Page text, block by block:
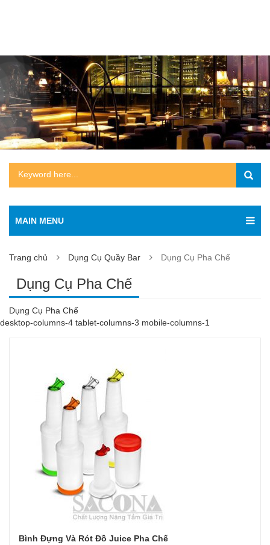
MAIN MENU
Trang chủ Dụng Cụ Quầy Bar Dụng Cụ Pha Chế
Dụng Cụ Pha Chế
Dụng Cụ Pha Chế
desktop-columns-4 tablet-columns-3 mobile-columns-1
Bình Đựng Và Rót Đồ Juice Pha Chế